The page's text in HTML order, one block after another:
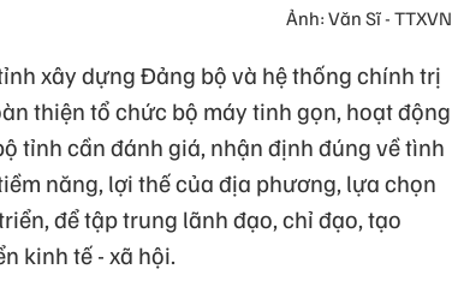
Ảnh: Văn Sĩ - TTXVN
xây dựng Đảng bộ và hệ thống chính trị
thiện tổ chức bộ máy tinh gọn, hoạt động
tỉnh cần đánh giá, nhận định đúng về tình
năng, lợi thế của địa phương, lựa chọn
để tập trung lãnh đạo, chỉ đạo, tạo
kinh tế - xã hội.